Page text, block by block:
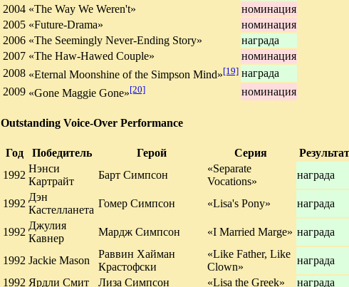
2004 «The Way We Weren't»
номинация
2005 «Future-Drama»
номинация
2006 «The Seemingly Never-Ending Story»
награда
2007 «The Haw-Hawed Couple»
номинация
2008 «Eternal Moonshine of the Simpson Mind»[19] награда
2009 «Gone Maggie Gone»[20] номинация
Outstanding Voice-Over Performance
Год Победитель Герой Серия
Результат
1992
Нэнси
Картрайт
Барт Симпсон
«Separate
Vocations»
награда
1992
Дэн
Кастелланета
Гомер Симпсон «Lisa's Pony» награда
1992
Джулия
Кавнер
Мардж Симпсон «I Married Marge» награда
1992 Jackie Mason
Раввин Хайман
Крастофски
«Like Father, Like
Clown»
награда
1992 Ярдли Смит Лиза Симпсон «Lisa the Greek» награда